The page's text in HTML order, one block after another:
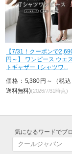
ほぼ即納 47%OFF!【期
限定：1,990円～2,490
円！】 パンツ レデ...
価格：1,990円～（税込
送料無料)(2026/7/31時点)
気になるワードでブ